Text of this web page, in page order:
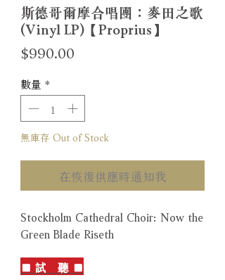
斯德哥爾摩合唱團：麥田之歌
(Vinyl LP)【Proprius】
$990.00
數量 *
無庫存 Out of Stock
在恢復供應時通知我
Stockholm Cathedral Choir: Now the
Green Blade Riseth
■ 試 聽 ■